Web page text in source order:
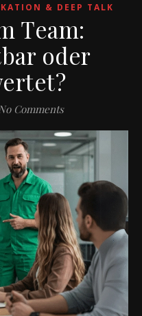
& DEEP TALK
Team:
oder
No Comments